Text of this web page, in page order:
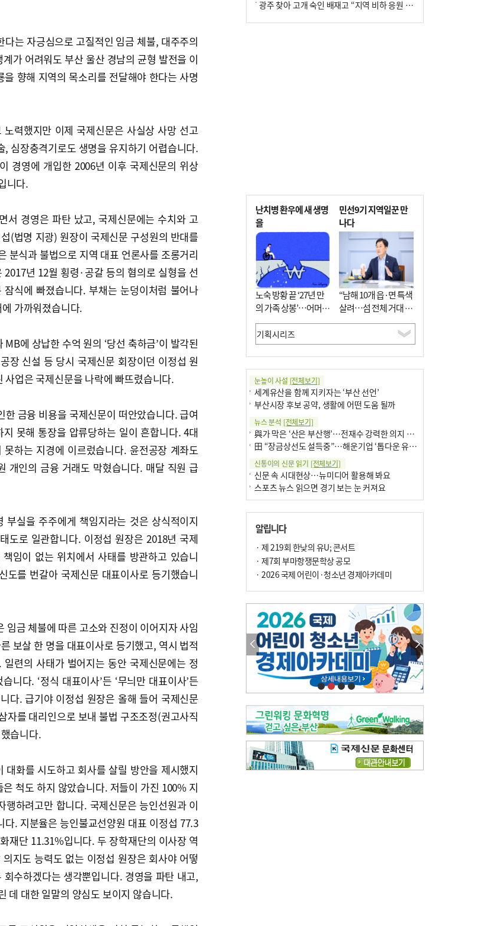
는 자긍심으로 고질적인 임금 체불, 대주주의
가 어려워도 부산 울산 경남의 균형 발전을 이
향해 지역의 목소리를 전달해야 한다는 사명
력했지만 이제 국제신문은 사실상 사망 선고
심장충격기로도 생명을 유지하기 어렵습니다.
경영에 개입한 2006년 이후 국제신문의 위상
니다.
서 경영은 파탄 났고, 국제신문에는 수치와 고
(법명 지광) 원장이 국제신문 구성원의 반대를
분식과 불법으로 지역 대표 언론사를 조롱거리
년 12월 횡령·공갈 등의 혐의로 실형을 선
식에 빠졌습니다. 부채는 눈덩이처럼 불어나
가까워졌습니다.
에 상납한 수억 원의 ‘당선 축하금’이 발각된
장 신설 등 당시 국제신문 회장이던 이정섭 원
사업은 국제신문을 나락에 빠뜨렸습니다.
금융 비용을 국제신문이 떠안았습니다. 급여
못해 통장을 압류당하는 일이 흔합니다. 4대
하는 지경에 이르렀습니다. 윤전공장 계좌도
개인의 금융 거래도 막혔습니다. 매달 직원 급
실을 주주에게 책임지라는 것은 상식적이지
도로 일관합니다. 이정섭 원장은 2018년 국제
임이 없는 위치에서 사태를 방관하고 있습니
도를 번갈아 국제신문 대표이사로 등기했습니
임금 체불에 따른 고소와 진정이 이어지자 사임
보살 한 명을 대표이사로 등기했고, 역시 법적
련의 사태가 벌어지는 동안 국제신문에는 정
니다. ‘정식 대표이사’든 ‘무늬만 대표이사’든
다. 급기야 이정섭 원장은 올해 들어 국제신문
자를 대리인으로 보내 불법 구조조정(권고사직
습니다.
화를 시도하고 회사를 살릴 방안을 제시했지
척도 하지 않았습니다. 저들이 가진 100% 지
하려고만 합니다. 국제신문은 능인선원과 이
. 지분율은 능인불교선양원 대표 이정섭 77.3
재단 11.31%입니다. 두 장학재단의 이사장 역
지도 능력도 없는 이정섭 원장은 회사야 어떻
수하겠다는 생각뿐입니다. 경영을 파탄 내고,
데 대한 일말의 양심도 보이지 않습니다.
광주 찾아 고개 숙인 배재고 “지역 비하 응원 잘못”(종합)
난치병 환우에 새 생명
을
노숙 방황 끝 ‘27년 만
의 가족 상봉’…어머니
와 행복 꿈꿔
민선9기 지역일꾼 만
나다
“남해 10개 읍·면 특색
살려…섬 전체 거대 정
원으로 조성”
눈높이 사설 [전체보기]
세계유산을 함께 지키자는 ‘부산 선언’
부산시장 후보 공약, 생활에 어떤 도움 될까
뉴스 분석 [전체보기]
與가 막은 ‘산은 부산행’…전재수 강력한 의지 표명 없인 공염불
田 “장금상선도 설득중”…해운기업 ‘톱다운 유치전’ 가속
신통이의 신문 읽기 [전체보기]
신문 속 시대현상…뉴미디어 활용해 봐요
스포츠 뉴스 읽으면 경기 보는 눈 커져요
구·군 승진 축하화분 관행 없애자니 소상공인 울상
팩트체크[전체보기]
의령 한우산 털중나리
한 손 뉴스[전체보기]
시민이 개발한 폭염 대응 앱 ‘그늘로’ 길안내 지도 등 인기
골목 맛집 발굴 고메 셀렉션…부산시, 페스티벌 시월 연계
오늘의 날씨-[전체보기]
오늘의 날씨- 2026년 8월 7일
오늘의 날씨- 2026년 8월 6일
우리 결혼해요-[전체보기]
우리 결혼해요- 김홍윤·정세빈 커플
알립니다
· 제 219회 한낮의 유U; 콘서트
· 제7회 부마항쟁문학상 공모
· 2026 국제 어린이·청소년 경제아카데미